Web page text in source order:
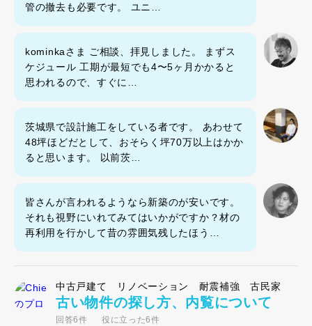
管の撤去も必要です。 ユニ…
kominkaさま ご相談、拝見しました。 まずス
ケジュール 工期が最短でも4〜5ヶ月かかると
思われるので、すぐに…
茨城県で設計施工をしている者です。 あわせて
48坪ほどだとして、おそらく坪70万以上はかか
ると思います。 以前茨…
皆さんが言われるようなら新築のが安いです。
それも視野にいれてみてはいかがですか？材の
再利用を行かして昔の雰囲気残したほう…
中古戸建て リノベーション 耐震補強 古民家
古い物件の探し方、内覧について
回答6件 役に立った6件